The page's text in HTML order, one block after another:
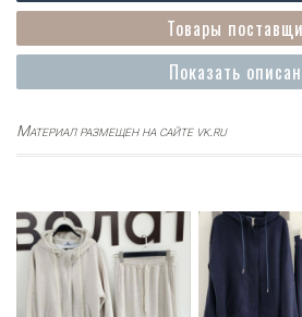
Показать
Товары
Материал размещен на сайте vk.ru